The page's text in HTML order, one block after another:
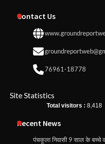
Contact Us
76961-18778
Site Statistics
Total visitors : 8,418
Recent News
पंचकूला निवासी 9 साल के बच्चे